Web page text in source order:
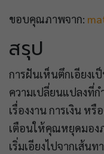
ขอบคุณภาพจาก:
สรุป
การฝันเห็นตึกเอียง
ความเปลี่ยนแปลงที่ก
เรื่องงาน การเงิน ห
เตือนให้คุณหยุดมอง
เริ่มเอียงไปจากเส้น